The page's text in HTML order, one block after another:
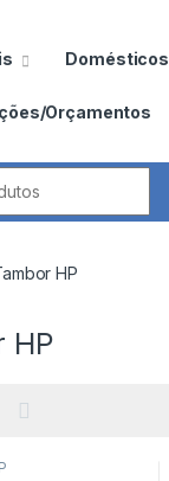
Domésticos
Orçamentos
HP
HP